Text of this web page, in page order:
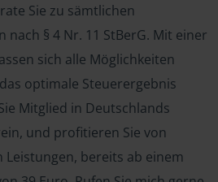
Sie zu sämtlichen
§ 4 Nr. 11 StBerG. Mit einer
sich alle Möglichkeiten
optimale Steuerergebnis
Mitglied in Deutschlands
und profitieren Sie von
bereits ab einem